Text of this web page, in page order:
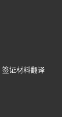
签证材料翻译